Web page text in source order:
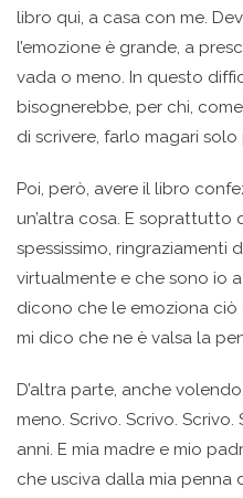
libro qui, a casa con me.
l’emozione è grande, a
vada o meno. In questo
bisognerebbe, per chi,
di scrivere, farlo magari solo
Poi, però, avere il libro
un’altra cosa. E
spessissimo, ringraziamenti
virtualmente e che sono io
dicono che le emoziona ciò
mi dico che ne è valsa la
D’altra parte, anche
meno. Scrivo. Scrivo.
anni. E mia madre e mio
che usciva dalla mia penna